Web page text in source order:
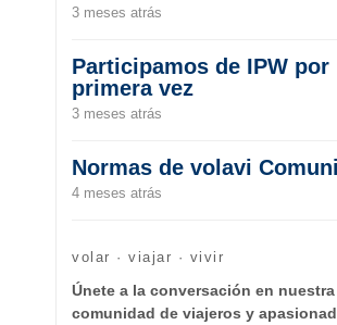
3 meses atrás
Participamos de IPW por
primera vez
3 meses atrás
Normas de volavi
4 meses atrás
volar · viajar · vivir
Únete a la conversación en nuestra
comunidad de viajeros y